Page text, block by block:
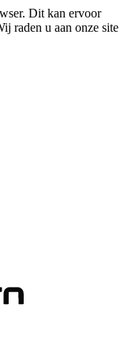
Dit kan ervoor
raden u aan onze site